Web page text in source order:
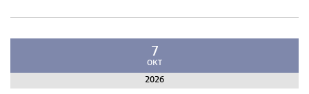
7
OKT
2026